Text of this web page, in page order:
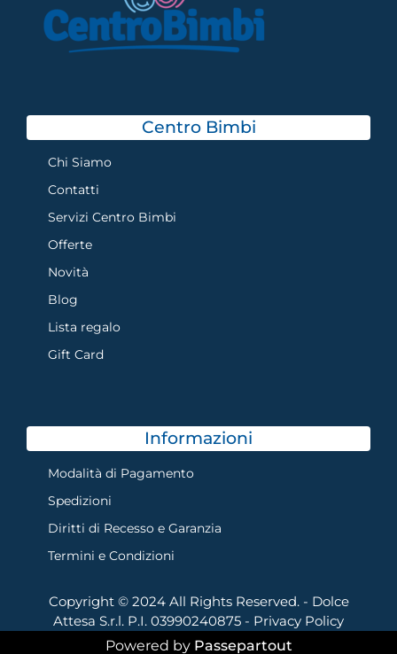
Centro Bimbi
Chi Siamo
Contatti
Servizi Centro Bimbi
Offerte
Novità
Blog
Lista regalo
Gift Card
Informazioni
Modalità di Pagamento
Spedizioni
Diritti di Recesso e Garanzia
Termini e Condizioni
Copyright © 2024 All Rights Reserved. - Dolce
Attesa S.r.l. P.I. 03990240875 - Privacy Policy
Powered by Passepartout